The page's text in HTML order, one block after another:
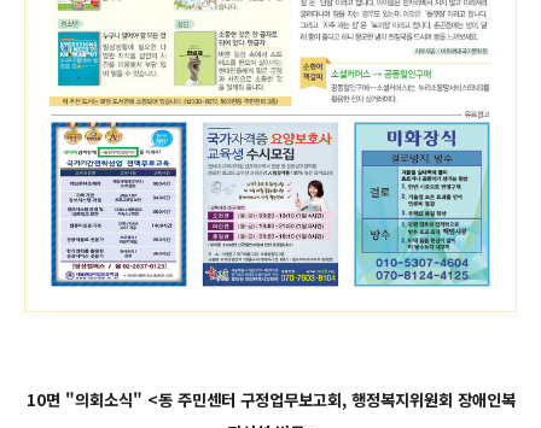
10면 "의회소식" <동 주민센터 구정업무보고회, 행정복지위원회 장애인복